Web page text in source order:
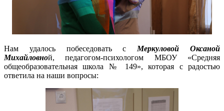
Нам удалось побеседовать с Меркуловой Оксаной
Михайловной, педагогом-психологом МБОУ «Средняя
общеобразовательная школа № 149», которая с радостью
ответила на наши вопросы: